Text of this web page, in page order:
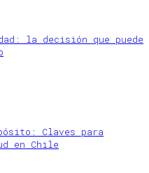
la decisión que puede
Claves para
en Chile